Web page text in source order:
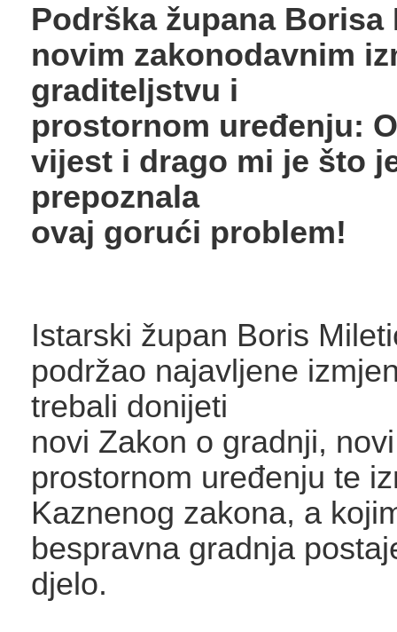
Podrška župana Borisa
novim zakonodavnim
graditeljstvu i
prostornom uređenju:
vijest i drago mi je što
prepoznala
ovaj gorući problem!
Istarski župan Boris
podržao najavljene
trebali donijeti
novi Zakon o gradnji,
prostornom uređenju te
Kaznenog zakona, a
bespravna gradnja
djelo.